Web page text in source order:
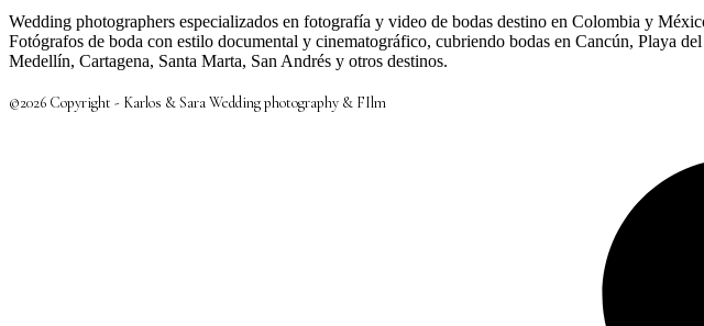
Wedding photographers especializados en fotografía y video de bodas destino en Colombia y
Fotógrafos de boda con estilo documental y cinematográfico, cubriendo bodas en Cancún,
Medellín, Cartagena, Santa Marta, San Andrés y otros destinos.
©2026 Copyright - Karlos & Sara Wedding photography & FIlm